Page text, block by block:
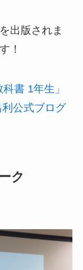
出版されま
！
書 1年生」
公式ブログ
ク